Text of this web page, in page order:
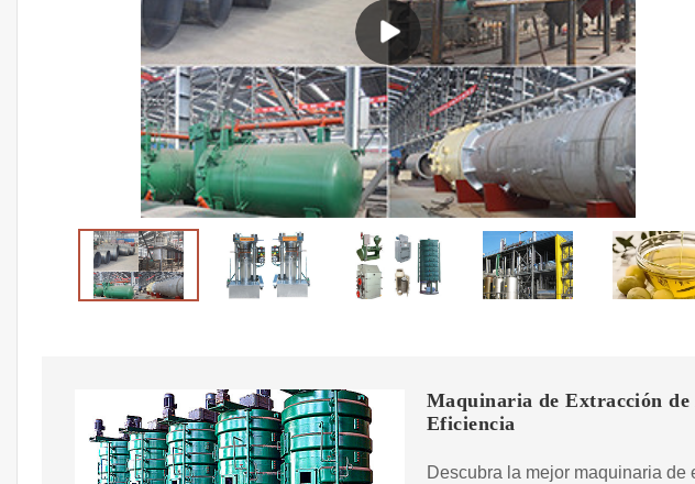
Maquinaria de Extracción
Eficiencia
Descubra la mejor maquinaria de